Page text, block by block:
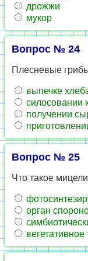
дрож­жи
мукор
Вопрос № 24
Плес­не­вые
вы­печ­ке
си­ло­со­ва­нии
по­лу­че­нии
Вопрос № 25
Что такое
орган
ве­ге­та­тив­ное